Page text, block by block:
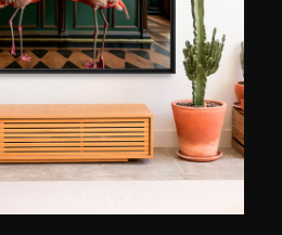
ses lumières et ses mises
d’équilibre et de rigueur
de 110 000 abonnés sur
Guillaume Dutreix se
le monde des grands. Ses
pas à la toile, elles ont été
d’architecture et